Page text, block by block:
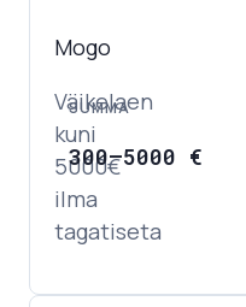
Mogo
Väikelaen
kuni
5000€
ilma
tagatiseta
SUMMA
300–5000 €